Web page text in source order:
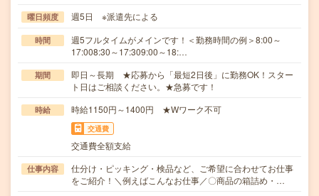
曜日頻度 週5日 ※派遣先による
時間
週5フルタイムがメインです！＜勤務時間の例＞8:00～
17:008:30～17:309:00～18:…
期間
即日～長期 ★応募から「最短2日後」に勤務OK！スター
ト日はご相談ください。★急募です！
時給 時給1150円～1400円 ★Wワーク不可
交通費
交通費全額支給
仕事内容
仕分け・ピッキング・検品など、ご希望に合わせてお仕事
をご紹介！＼例えばこんなお仕事／〇商品の箱詰め・…